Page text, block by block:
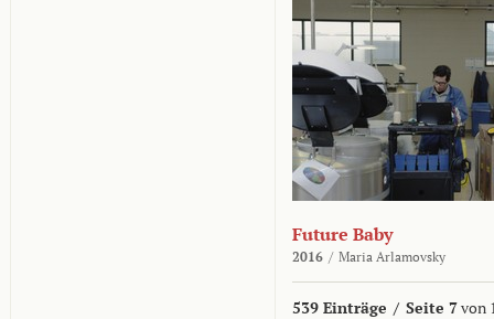
Future Baby
2016 / Maria Arlamovsky
539 Einträge / Seite 7von